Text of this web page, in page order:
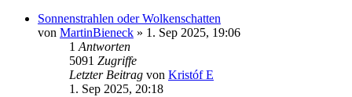
Sonnenstrahlen oder Wolkenschatten
von MartinBieneck » 1. Sep 2025, 19:06
1 Antworten
5091 Zugriffe
Letzter Beitrag von Kristóf E
1. Sep 2025, 20:18